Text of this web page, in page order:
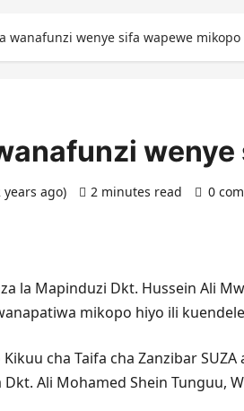
wanafunzi wenye sifa wapewe mikopo
ago) 2 minutes read 0
la Mapinduzi Dkt. Hussein Ali
mikopo hiyo ili
cha Taifa cha Zanzibar
Ali Mohamed Shein Tunguu,